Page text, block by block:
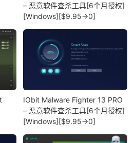
– 恶意软件查杀工具[6个月授权]
[Windows][$9.95→0]
IObit Malware Fighter 13 PRO
– 恶意软件查杀工具[6个月授权]
[Windows][$9.95→0]